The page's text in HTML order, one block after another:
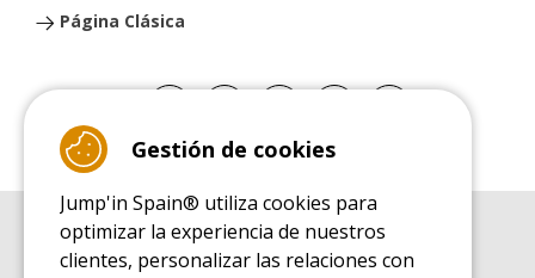
Página Clásica
GUÍA DE COMPRA
Guía de compra para las camas elásticas de ocio
Gestión de cookies
Jump'in Spain® utiliza cookies para
optimizar la experiencia de nuestros
clientes, personalizar las relaciones con